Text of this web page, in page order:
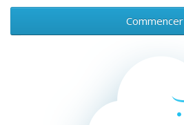
Commencer